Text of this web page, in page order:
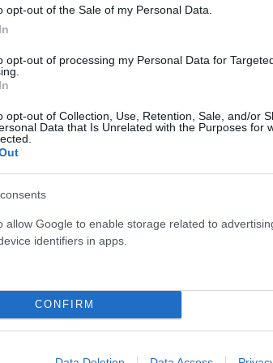
opt-out of the Sale of my Personal Data.
opt-out of processing my Personal Data for
opt-out of Collection, Use, Retention, Sale, and/or
Data that Is Unrelated with the Purposes for
allow Google to enable storage related to
identifiers in apps.
CONFIRM
όπου θα πραγματοποιηθούν
έχει γίνει γνωστή στην
παραγωγές.
λόγια για τη χώρα μας,καθώς σε
Εκδίκηση–Μέρος Πρώτο» είχε